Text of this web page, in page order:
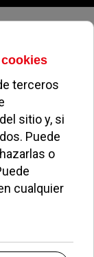
de Las
residentes